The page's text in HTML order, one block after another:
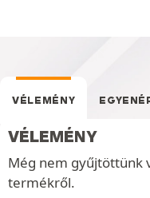
VÉLEMÉNY
VÉLEMÉNY
Még nem gyűjtöttünk
termékről.